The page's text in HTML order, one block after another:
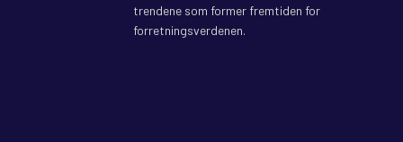
trendene som former fremtiden for
forretningsverdenen.